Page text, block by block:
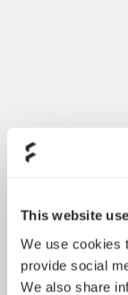
This website
We use cookies
provide social
We also share